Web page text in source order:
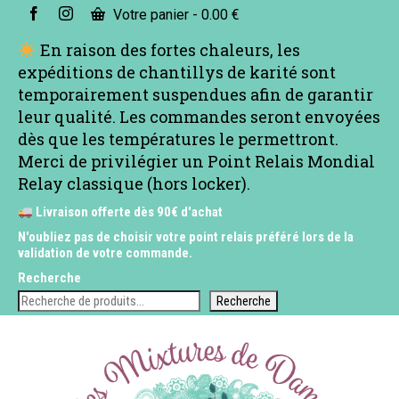
Votre panier - 0.00 €
En raison des fortes chaleurs, les
expéditions de chantillys de karité sont
temporairement suspendues afin de garantir
leur qualité. Les commandes seront envoyées
dès que les températures le permettront.
Merci de privilégier un Point Relais Mondial
Relay classique (hors locker).
Livraison offerte dès 90€ d'achat
N'oubliez pas de choisir votre point relais préféré lors de la
validation de votre commande.
Recherche
Recherche